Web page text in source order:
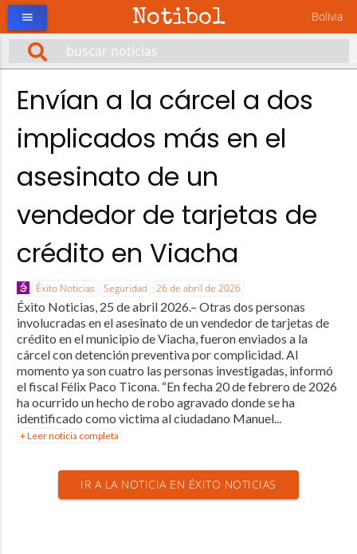
Notibol Bolivia
menu
Envían a la cárcel a dos
implicados más en el
asesinato de un
vendedor de tarjetas de
crédito en Viacha
Éxito Noticias Seguridad 26 de abril de 2026
Éxito Noticias, 25 de abril 2026.– Otras dos personas
involucradas en el asesinato de un vendedor de tarjetas de
crédito en el municipio de Viacha, fueron enviados a la
cárcel con detención preventiva por complicidad. Al
momento ya son cuatro las personas investigadas, informó
el fiscal Félix Paco Ticona. “En fecha 20 de febrero de 2026
ha ocurrido un hecho de robo agravado donde se ha
identificado como victima al ciudadano Manuel...
+ Leer noticia completa
IR A LA NOTICIA EN ÉXITO NOTICIAS